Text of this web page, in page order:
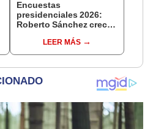
Encuestas
presidenciales 2026:
Roberto Sánchez crece
rural con 11%
LEER MÁS